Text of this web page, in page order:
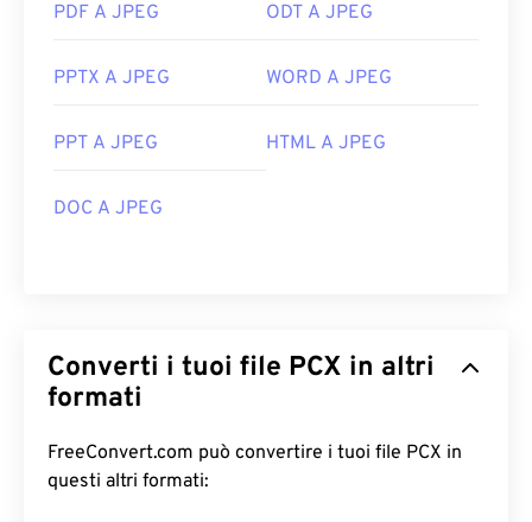
PDF A JPEG ODT A JPEG
PPTX A JPEG WORD A JPEG
PPT A JPEG HTML A JPEG
DOC A JPEG
Converti i tuoi file PCX in altri
formati
FreeConvert.com può convertire i tuoi file PCX in
questi altri formati: